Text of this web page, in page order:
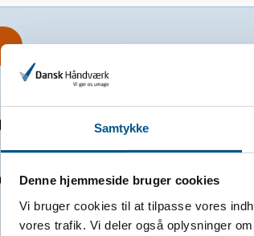
Samtykke
Denne hjemmeside bruger cookies
Vi bruger cookies til at tilpasse vores
vores trafik. Vi deler også oplysninger
arbejde udført af en